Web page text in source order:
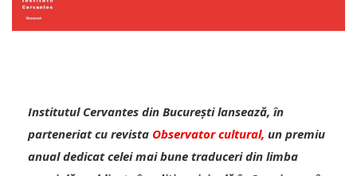
Institutul Cervantes din București lansează, în
parteneriat cu revista Observator cultural, un premiu
anual dedicat celei mai bune traduceri din limba